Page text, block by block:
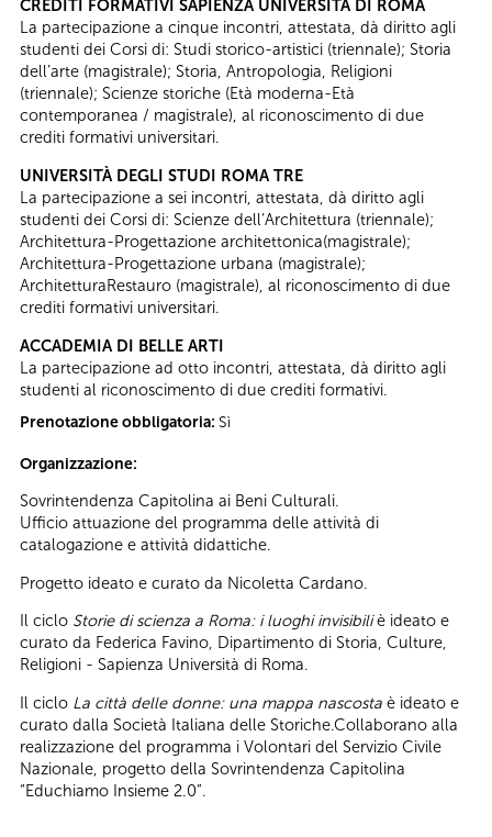
CREDITI FORMATIVI SAPIENZA UNIVERSITÀ DI ROMA
La partecipazione a cinque incontri, attestata, dà diritto agli
studenti dei Corsi di: Studi storico-artistici (triennale); Storia
dell’arte (magistrale); Storia, Antropologia, Religioni
(triennale); Scienze storiche (Età moderna-Età
contemporanea / magistrale), al riconoscimento di due
crediti formativi universitari.
UNIVERSITÀ DEGLI STUDI ROMA TRE
La partecipazione a sei incontri, attestata, dà diritto agli
studenti dei Corsi di: Scienze dell’Architettura (triennale);
Architettura-Progettazione architettonica(magistrale);
Architettura-Progettazione urbana (magistrale);
ArchitetturaRestauro (magistrale), al riconoscimento di due
crediti formativi universitari.
ACCADEMIA DI BELLE ARTI
La partecipazione ad otto incontri, attestata, dà diritto agli
studenti al riconoscimento di due crediti formativi.
Prenotazione obbligatoria: Sì
Organizzazione:
Sovrintendenza Capitolina ai Beni Culturali.
Ufficio attuazione del programma delle attività di
catalogazione e attività didattiche.
Progetto ideato e curato da Nicoletta Cardano.
Il ciclo Storie di scienza a Roma: i luoghi invisibiliè ideato e
curato da Federica Favino, Dipartimento di Storia, Culture,
Religioni - Sapienza Università di Roma.
Il ciclo La città delle donne: una mappa nascosta è ideato e
curato dalla Società Italiana delle Storiche.Collaborano alla
realizzazione del programma i Volontari del Servizio Civile
Nazionale, progetto della Sovrintendenza Capitolina
“Educhiamo Insieme 2.0”.